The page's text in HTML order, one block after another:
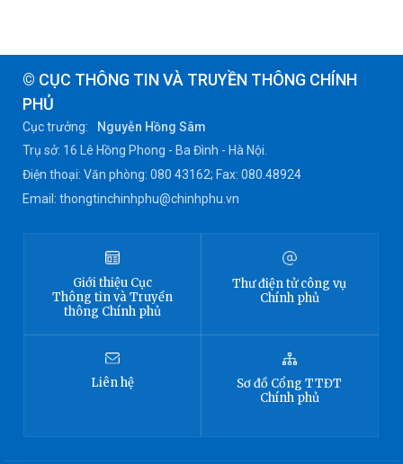
© CỤC THÔNG TIN VÀ TRUYỀN THÔNG CHÍNH
PHỦ
Cục trưởng:
Nguyễn Hồng Sâm
Trụ sở: 16 Lê Hồng Phong - Ba Đình - Hà Nội.
Điện thoại: Văn phòng: 080 43162; Fax: 080.48924
Email: thongtinchinhphu@chinhphu.vn
Giới thiệu Cục
Thông tinvà Truyền
thông Chính phủ
Thư điện tử công vụ
Chính phủ
Liên hệ Sơ đồ Cổng TTĐT
Chính phủ